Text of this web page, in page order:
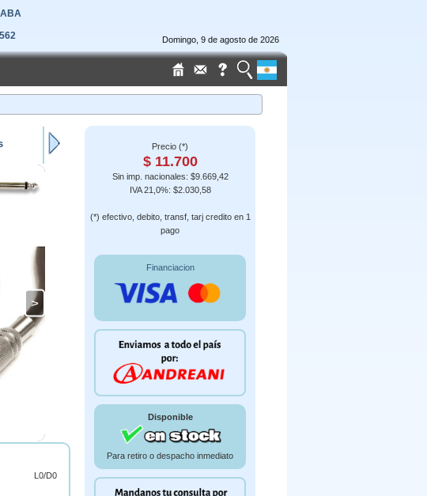
Domingo, 9 de agosto de 2026
>
L0/D0
Precio (*)
$ 11.700
Sin imp. nacionales: $9.669,42
IVA 21,0%: $2.030,58
(*) efectivo, debito, transf, tarj credito en 1
pago
Financiacion
Disponible
Para retiro o despacho inmediato